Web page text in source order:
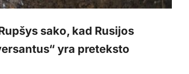
sako, kad Rusijos
yra preteksto